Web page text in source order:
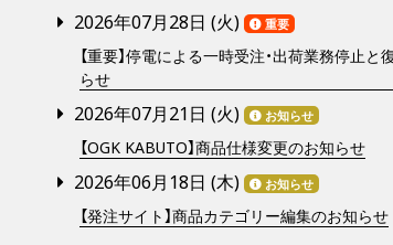
2026年07月28日 (火) 重要
【重要】停電による一時受注・出荷業務停止と
らせ
2026年07月21日 (火) お知らせ
【OGK KABUTO】商品仕様変更のお知らせ
2026年06月18日 (木) お知らせ
【発注サイト】商品カテゴリー編集のお知らせ